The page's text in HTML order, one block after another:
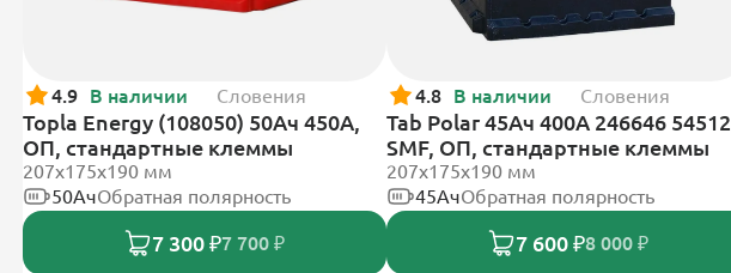
4.9 В наличии Словения
Topla Energy (108050) 50Ач 450А,
ОП, стандартные клеммы
207x175x190 мм
50АчОбратная полярность
7 300 ₽7 700 ₽
4.8 В наличии Словения
Tab Polar 45Ач 400А 246646 54512
SMF, ОП, стандартные клеммы
207x175x190 мм
45АчОбратная полярность
7 600 ₽8 000 ₽